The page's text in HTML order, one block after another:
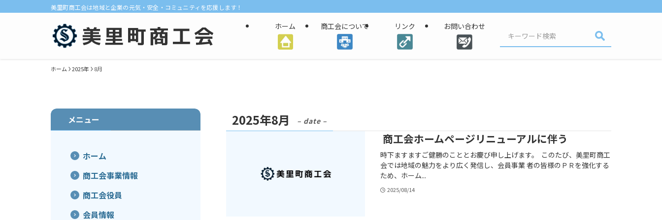
美里町商工会は地域と企業の元気・安全・コミュニティを応援します！
ホーム 商工会について リンク お問い合わせ
ホーム 2025年 8月
2025年8月 – date –
商工会ホームページリニューアルに伴う
時下ますますご健勝のこととお慶び申し上げます。 このたび、美里町商工
会では地域の魅力をより広く発信し、会員事業 者の皆様のＰＲを強化する
ため、ホーム...
2025/08/14
メニュー
ホーム
商工会事業情報
商工会役員
会員情報